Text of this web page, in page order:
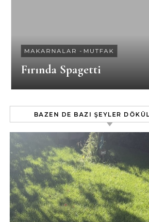
MAKARNALAR - MUTFAK
Fırında Spagetti
BAZEN DE BAZI ŞEYLER